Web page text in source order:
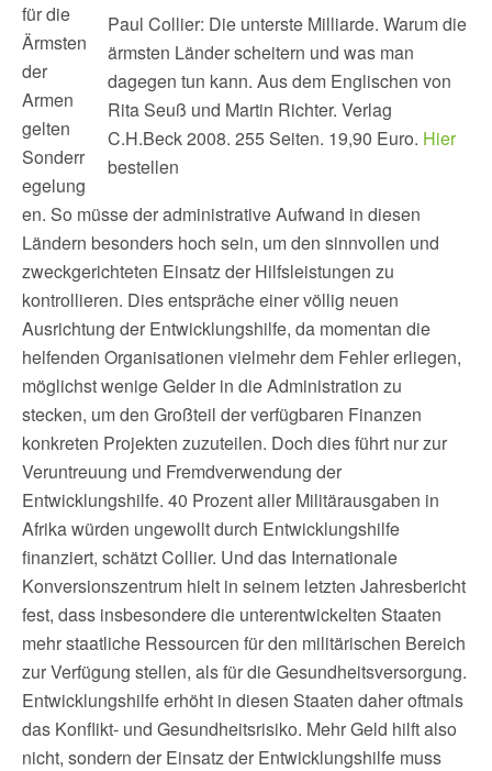
Paul Collier: Die unterste Milliarde. Warum die
ärmsten Länder scheitern und was man
dagegen tun kann. Aus dem Englischen von
Rita Seuß und Martin Richter. Verlag
C.H.Beck 2008. 255 Seiten. 19,90 Euro. Hier
bestellen
für die
Ärmsten
der
Armen
gelten
Sonderr
egelung
en. So müsse der administrative Aufwand in diesen
Ländern besonders hoch sein, um den sinnvollen und
zweckgerichteten Einsatz der Hilfsleistungen zu
kontrollieren. Dies entspräche einer völlig neuen
Ausrichtung der Entwicklungshilfe, da momentan die
helfenden Organisationen vielmehr dem Fehler erliegen,
möglichst wenige Gelder in die Administration zu
stecken, um den Großteil der verfügbaren Finanzen
konkreten Projekten zuzuteilen. Doch dies führt nur zur
Veruntreuung und Fremdverwendung der
Entwicklungshilfe. 40 Prozent aller Militärausgaben in
Afrika würden ungewollt durch Entwicklungshilfe
finanziert, schätzt Collier. Und das Internationale
Konversionszentrum hielt in seinem letzten Jahresbericht
fest, dass insbesondere die unterentwickelten Staaten
mehr staatliche Ressourcen für den militärischen Bereich
zur Verfügung stellen, als für die Gesundheitsversorgung.
Entwicklungshilfe erhöht in diesen Staaten daher oftmals
das Konflikt- und Gesundheitsrisiko. Mehr Geld hilft also
nicht, sondern der Einsatz der Entwicklungshilfe muss